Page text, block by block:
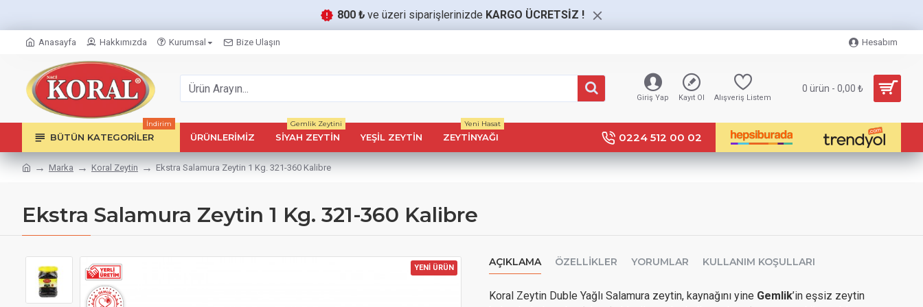
800 ₺ve üzeri siparişlerinizde KARGO ÜCRETSİZ !
Anasayfa Hakkımızda Kurumsal Bize Ulaşın Hesabım
Giriş Yap Kayıt Ol Alışveriş Listem
0 ürün - 0,00 ₺
BÜTÜN KATEGORILER
İndirim
ÜRÜNLERIMIZ SIYAH ZEYTIN
Gemlik Zeytini
YEŞIL ZEYTIN ZEYTINYAĞI
Yeni Hasat
0224 512 00 02
Marka Koral Zeytin Ekstra Salamura Zeytin 1 Kg. 321-360 Kalibre
Ekstra Salamura Zeytin 1 Kg. 321-360 Kalibre
YENİ ÜRÜN AÇIKLAMA ÖZELLIKLER YORUMLAR KULLANIM KOŞULLARI
Koral Zeytin Duble Yağlı Salamura zeytin, kaynağını yine Gemlik’in eşsiz zeytin